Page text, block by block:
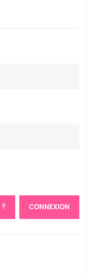
CONNEXION
?